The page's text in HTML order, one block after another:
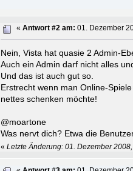
«Antwort #2 am: 01. Dezember
Nein, Vista hat quasie 2 Admin-
Auch ein Admin darf nicht alles
Und das ist auch gut so.
Erstrecht wenn man Online-
nettes schenken möchte!
@moartone
Was nervt dich? Etwa die
« Letzte Änderung: 01. Dezember